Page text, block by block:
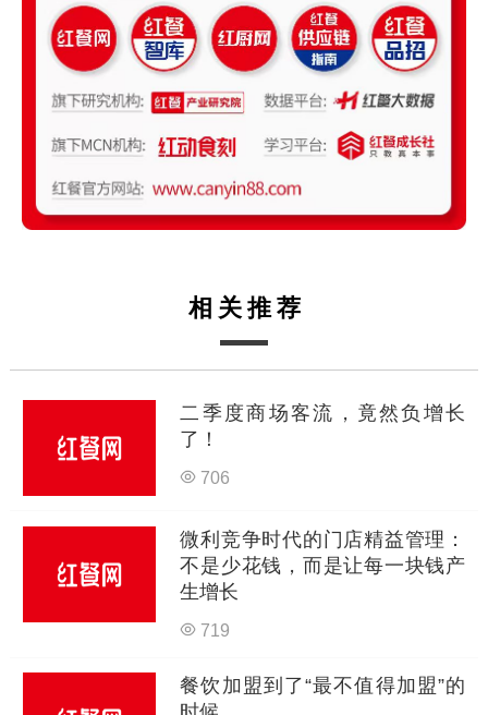
相关推荐
二季度商场客流，竟然负增长
了！
706
微利竞争时代的门店精益管理：
不是少花钱，而是让每一块钱产
生增长
719
餐饮加盟到了“最不值得加盟”的